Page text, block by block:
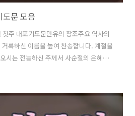
문 모음
주 대표기도문만유의 창조주요 역사의
룩하신 이름을 높여 찬송합니다. 계절을
시는 전능하신 주께서 사순절의 은혜로
우리를 불러 모아 예배하게 하시니 감사
은혜로 우리를 주님의 전으로 인도하셔
감사드립니다. 또한 삼일절을 기념하는